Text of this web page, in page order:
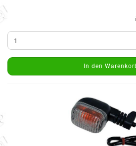
In den